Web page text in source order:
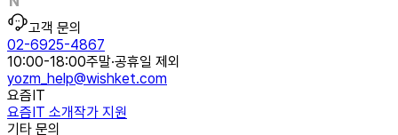
고객 문의
02-6925-4867
10:00-18:00주말·공휴일 제외
yozm_help@wishket.com
요즘IT
요즘IT 소개작가 지원
기타 문의